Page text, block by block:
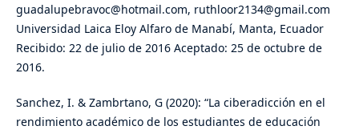
guadalupebravoc@hotmail.com, ruthloor2134@gmail.com
Universidad Laica Eloy Alfaro de Manabí, Manta, Ecuador
Recibido: 22 de julio de 2016 Aceptado: 25 de octubre de
2016.
Sanchez, I. & Zambrtano, G (2020): “La ciberadicción en el
rendimiento académico de los estudiantes de educación